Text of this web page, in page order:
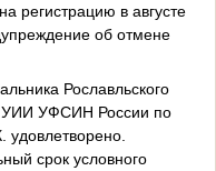
регистрацию в августе
об отмене
Рославльского
УИИ УФСИН России по
срок условного